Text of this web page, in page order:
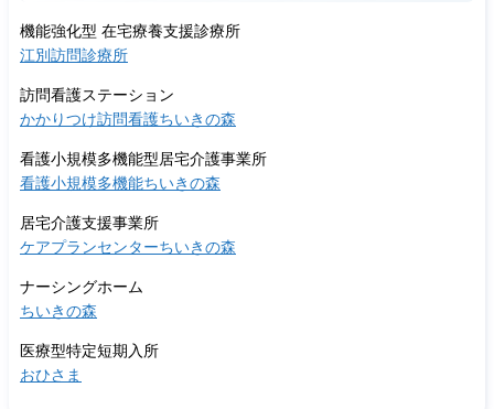
機能強化型 在宅療養支援診療所
江別訪問診療所
訪問看護ステーション
かかりつけ訪問看護ちいきの森
看護小規模多機能型居宅介護事業所
看護小規模多機能ちいきの森
居宅介護支援事業所
ケアプランセンターちいきの森
ナーシングホーム
ちいきの森
医療型特定短期入所
おひさま